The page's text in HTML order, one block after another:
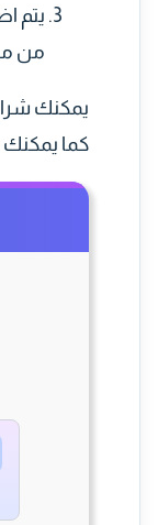
يتم
من
يمكنك
كما يمكنك